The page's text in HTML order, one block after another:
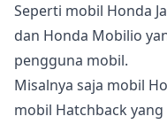
Seperti mobil Honda
dan Honda Mobilio
pengguna mobil.
Misalnya saja mobil
mobil Hatchback